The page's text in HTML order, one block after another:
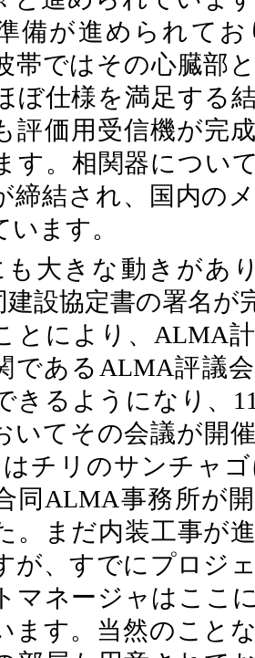
備が進められて
帯ではその心臓部
ぼ仕様を満足する
評価用受信機が完
す。相関器につい
締結され、国内の
ます。
も大きな動きがあ
設協定書の署名が
とにより、ALMA
であるALMA評議
きるようになり、
いてその会議が開
はチリのサンチャ
同ALMA事務所が
。まだ内装工事が
が、すでにプロジ
マネージャはここ
ます。当然のこと